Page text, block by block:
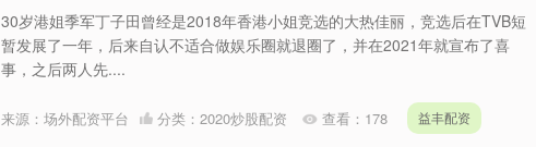
30岁港姐季军丁子田曾经是2018年香港小姐竞选的大热佳丽，竞选后在TVB短
暂发展了一年，后来自认不适合做娱乐圈就退圈了，并在2021年就宣布了喜
事，之后两人先....
来源：场外配资平台 分类： 2020炒股配资 查看： 178 益丰配资